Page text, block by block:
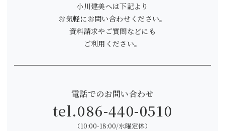
小川建美へは下記より
お気軽にお問い合わせください。
資料請求やご質問などにも
ご利用ください。
電話でのお問い合わせ
tel.086-440-0510
（10:00-18:00/水曜定休）